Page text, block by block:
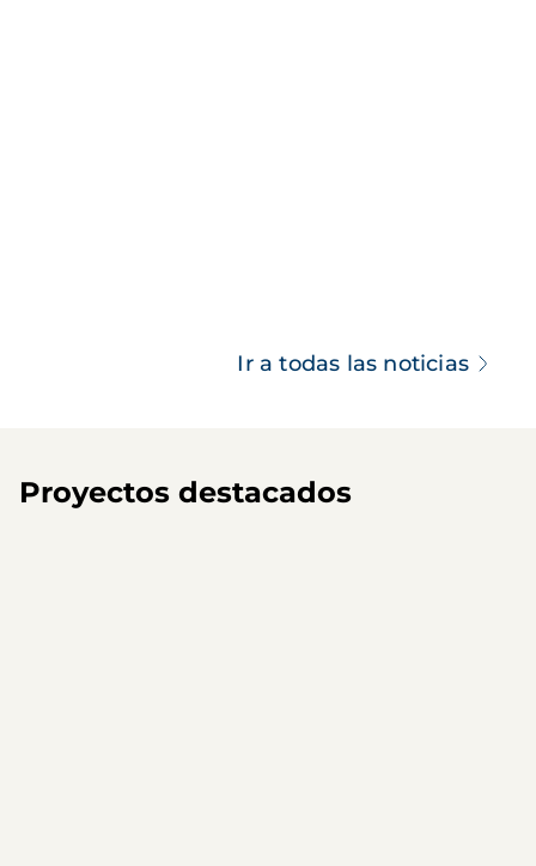
Ir a todas las noticias
Proyectos destacados